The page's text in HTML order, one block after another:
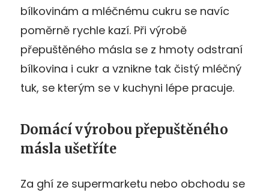
bílkovinám a mléčnému cukru se navíc
poměrně rychle kazí. Při výrobě
přepuštěného másla se z hmoty odstraní
bílkovina i cukr a vznikne tak čistý mléčný
tuk, se kterým se v kuchyni lépe pracuje.
Domácí výrobou přepuštěného
másla ušetříte
Za ghí ze supermarketu nebo obchodu se